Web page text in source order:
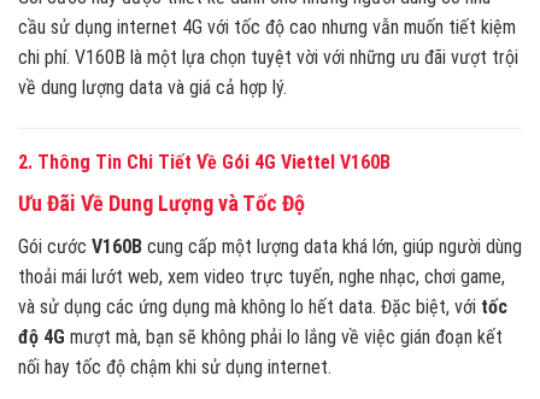
cầu sử dụng internet 4G với tốc độ cao nhưng vẫn muốn tiết kiệm
chi phí. V160B là một lựa chọn tuyệt vời với những ưu đãi vượt trội
về dung lượng data và giá cả hợp lý.
2. Thông Tin Chi Tiết Về Gói 4G Viettel V160B
Ưu Đãi Về Dung Lượng và Tốc Độ
Gói cước V160B cung cấp một lượng data khá lớn, giúp người dùng
thoải mái lướt web, xem video trực tuyến, nghe nhạc, chơi game,
và sử dụng các ứng dụng mà không lo hết data. Đặc biệt, với tốc
độ 4G mượt mà, bạn sẽ không phải lo lắng về việc gián đoạn kết
nối hay tốc độ chậm khi sử dụng internet.